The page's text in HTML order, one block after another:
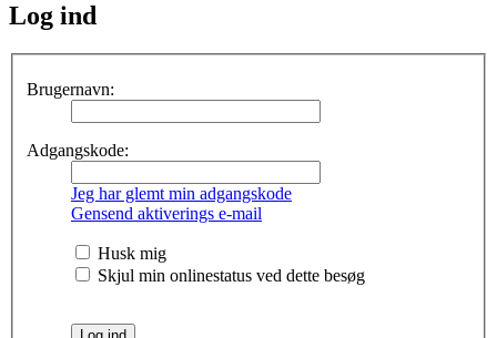
Log ind
Brugernavn:
Adgangskode:
Jeg har glemt min adgangskode
Gensend aktiverings e-mail
Husk mig
Skjul min onlinestatus ved dette besøg